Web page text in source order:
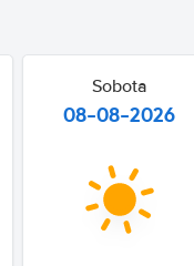
Sobota
08-08-2026